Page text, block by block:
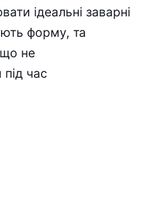
ідеальні заварні
форму, та
не
час